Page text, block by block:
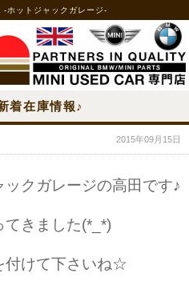
ホットジャックガレージ-
着在庫情報♪
2015年09月15日
クガレージの高田です♪
きました(*_*)
付けて下さいね☆